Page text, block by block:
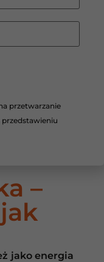
–
jako energia
przetwarzanie